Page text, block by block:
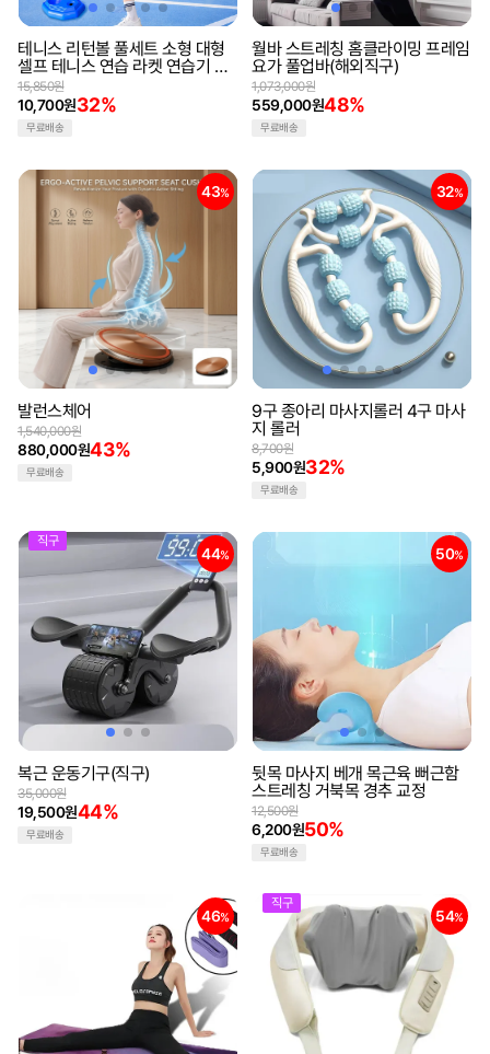
테니스 리턴볼 풀세트 소형 대형
셀프 테니스 연습 라켓 연습기 테
니스채
10,700원32%
15,850원
무료배송
월바 스트레칭 홈클라이밍 프레임
요가 풀업바(해외직구)
559,000원48%
1,073,000원
무료배송
43%
발런스체어
880,000원43%
1,540,000원
무료배송
32%
9구 종아리 마사지롤러 4구 마사
지 롤러
5,900원32%
8,700원
무료배송
직구
44%
복근 운동기구(직구)
19,500원44%
35,000원
무료배송
50%
뒷목 마사지 베개 목근육 뻐근함
스트레칭 거북목 경추 교정
6,200원50%
12,500원
무료배송
46%
직구
54%